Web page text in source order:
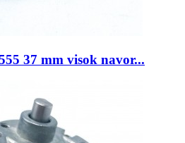
37 mm visok navor...